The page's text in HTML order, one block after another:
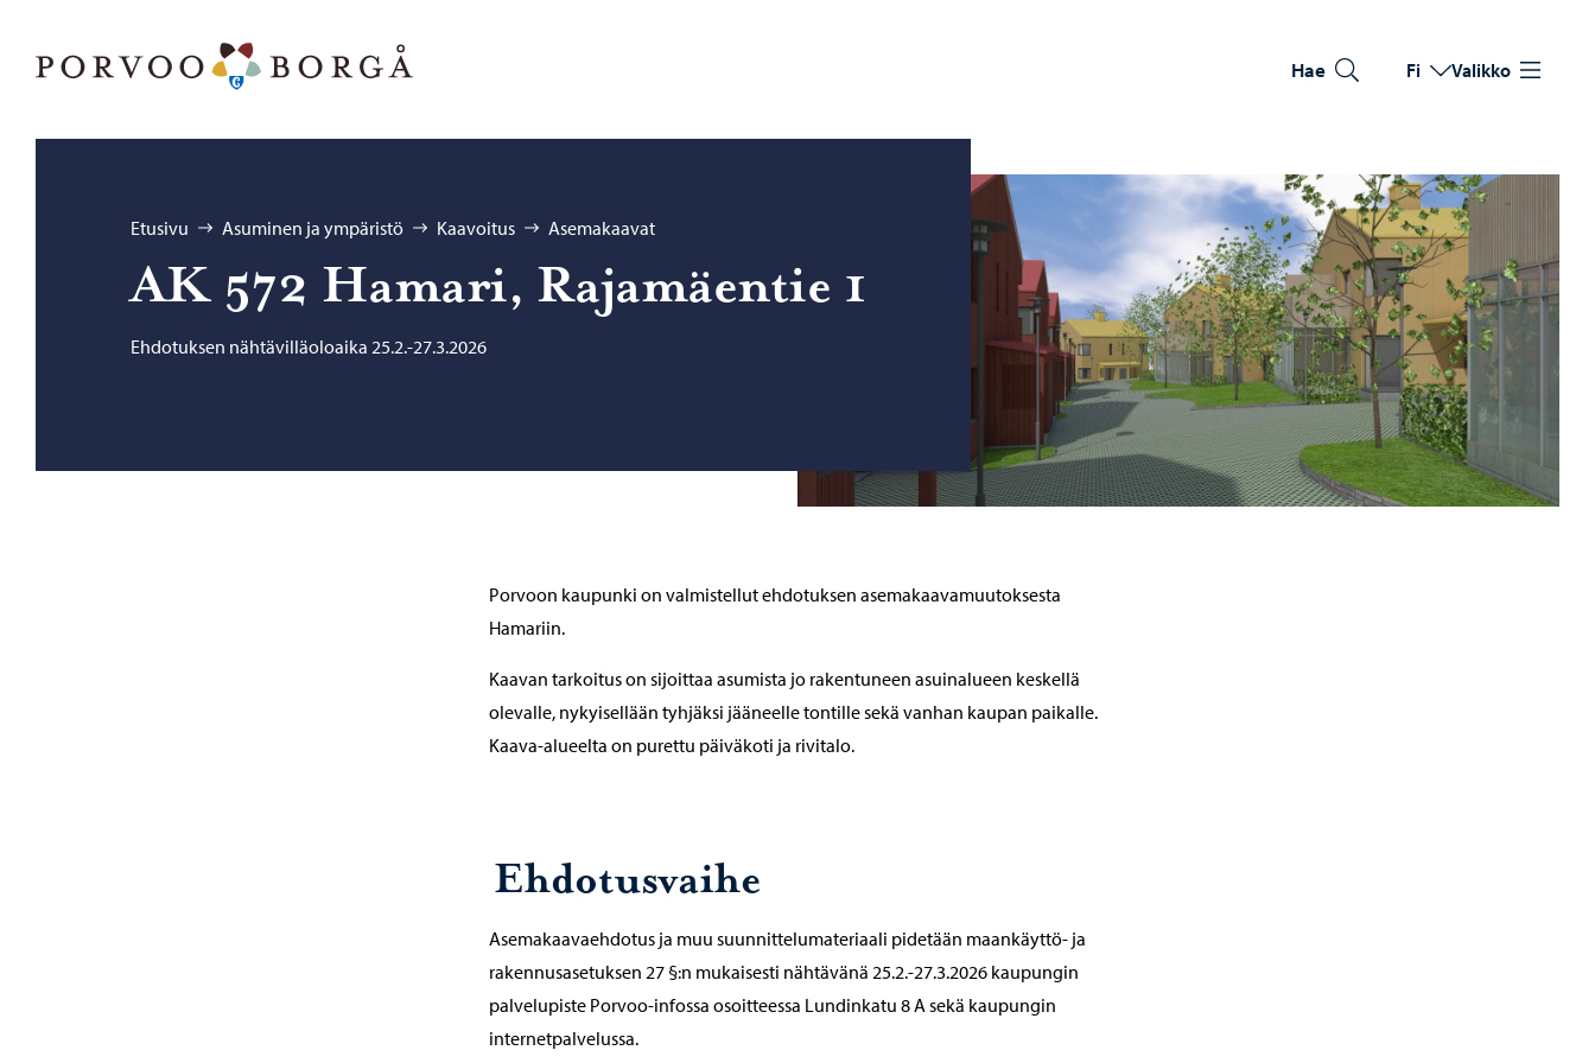
Hae Vaihda kieltä
Nykyinen kieli: Suomi
Fi Valikko
Selaa:
Etusivu Asuminen ja ympäristö Kaavoitus Asemakaavat
AK 572 Ha­ma­ri, Ra­ja­mäen­tie 1
Ehdotuksen nähtävilläoloaika 25.2.-27.3.2026
Porvoon kaupunki on valmistellut ehdotuksen asemakaavamuutoksesta
Hamariin.
Kaavan tarkoitus on sijoittaa asumista jo rakentuneen asuinalueen keskellä
olevalle, nykyisellään tyhjäksi jääneelle tontille sekä vanhan kaupan paikalle.
Kaava-alueelta on purettu päiväkoti ja rivitalo.
Ehdotusvaihe
Asemakaavaehdotus ja muu suunnittelumateriaali pidetään maankäyttö- ja
rakennusasetuksen 27 §:n mukaisesti nähtävänä 25.2.-27.3.2026 kaupungin
palvelupiste Porvoo-infossa osoitteessa Lundinkatu 8 A sekä kaupungin
internetpalvelussa.